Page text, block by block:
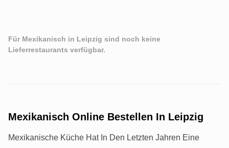
Für Mexikanisch in Leipzig sind noch keine
Lieferrestaurants verfügbar.
Mexikanisch Online Bestellen In Leipzig
Mexikanische Küche Hat In Den Letzten Jahren Eine